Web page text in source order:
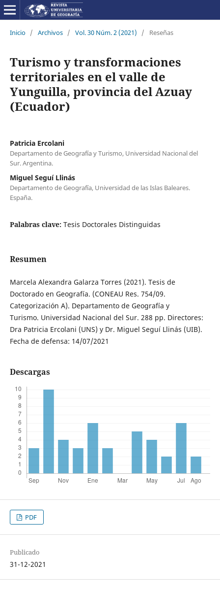
Inicio / Archivos / Vol. 30 Núm. 2 (2021) / Reseñas
Turismo y transformaciones
territoriales en el valle de
Yunguilla, provincia del Azuay
(Ecuador)
Patricia Ercolani
Departamento de Geografía y Turismo, Universidad Nacional del
Sur. Argentina.
Miguel Seguí Llinás
Departamento de Geografía, Universidad de las Islas Baleares.
España.
Palabras clave: Tesis Doctorales Distinguidas
Resumen
Marcela Alexandra Galarza Torres (2021). Tesis de
Doctorado en Geografía. (CONEAU Res. 754/09.
Categorización A). Departamento de Geografía y
Turismo. Universidad Nacional del Sur. 288 pp. Directores:
Dra Patricia Ercolani (UNS) y Dr. Miguel Seguí Llinás (UIB).
Fecha de defensa: 14/07/2021
Descargas
PDF
Publicado
31-12-2021